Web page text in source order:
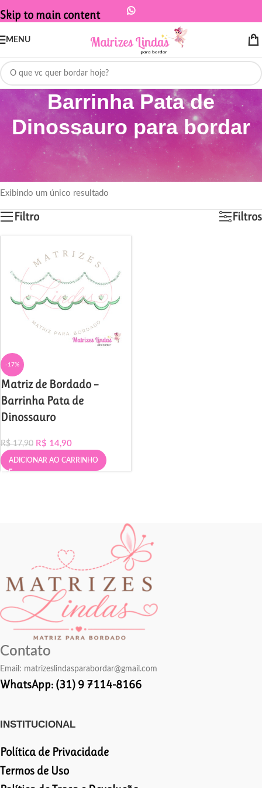
Skip to main content
MENU
Barrinha Pata de
Dinossauro para bordar
Início
Produtos marcados com a tag “Barrinha Pata de Dinossauro para
Exibindo um único resultado
Filtro Filtros
-17%
Matriz de Bordado –
Barrinha Pata de
Dinossauro
R$17,90 R$ 14,90
ADICIONAR AO CARRINHO
Contato
Email: matrizeslindasparabordar@gmail.com
WhatsApp: (31) 9 7114-8166
INSTITUCIONAL
Política de Privacidade
Termos de Uso